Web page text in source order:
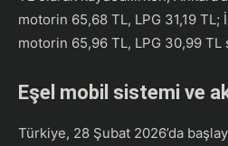
motorin 65,68 TL, LPG 31,19 TL;
motorin 65,96 TL, LPG 30,99
Eşel mobil sistemi ve
Türkiye, 28 Şubat 2026’da